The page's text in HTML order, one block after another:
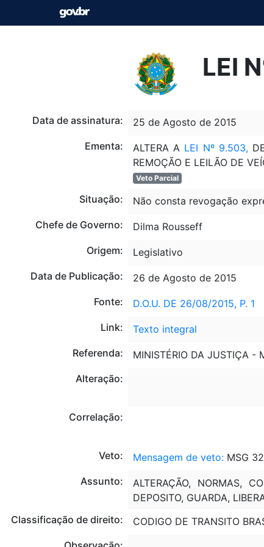
LEI
Data de assinatura:
25 de Agosto de 2015
Ementa:
ALTERA A LEI Nº 9.503,
REMOÇÃO E LEILÃO DE
Veto Parcial
Situação:
Não consta revogação
Chefe de Governo:
Dilma Rousseff
Origem:
Legislativo
Data de Publicação:
26 de Agosto de 2015
Fonte:
D.O.U. DE 26/08/2015, P. 1
Link:
Texto integral
Referenda:
MINISTÉRIO DA JUSTIÇA -
Alteração:
Correlação:
Veto: Mensagem de veto:MSG
Assunto:
ALTERAÇÃO, NORMAS,
DEPOSITO, GUARDA,
Classificação de direito:
CODIGO DE TRANSITO